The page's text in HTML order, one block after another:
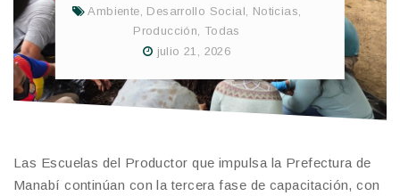
Ambiente, Desarrollo Social, Noticias,
Producción, Todas
julio 21, 2026
Las Escuelas del Productor que impulsa la Prefectura de
Manabí continúan con la tercera fase de capacitación, con